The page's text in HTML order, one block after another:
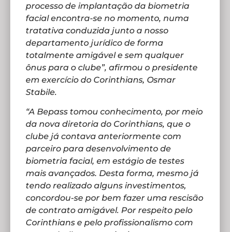
processo de implantação da biometria
facial encontra-se no momento, numa
tratativa conduzida junto a nosso
departamento jurídico de forma
totalmente amigável e sem qualquer
ônus para o clube”, afirmou o presidente
em exercício do Corinthians, Osmar
Stabile.
“A Bepass tomou conhecimento, por meio
da nova diretoria do Corinthians, que o
clube já contava anteriormente com
parceiro para desenvolvimento de
biometria facial, em estágio de testes
mais avançados. Desta forma, mesmo já
tendo realizado alguns investimentos,
concordou-se por bem fazer uma rescisão
de contrato amigável. Por respeito pelo
Corinthians e pelo profissionalismo com